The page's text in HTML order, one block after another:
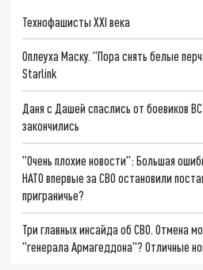
Технофашисты XXI века
Оплеуха Маску. "Пора снять белые
Starlink
Даня с Дашей спаслись от боевиков
закончились
"Очень плохие новости": Большая
НАТО впервые за СВО остановили
приграничье?
Три главных инсайда об СВО. Отмена
"генерала Армагеддона"? Отличные